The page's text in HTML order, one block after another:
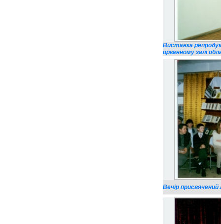
Виставка
органному залі
Вечір присвячений